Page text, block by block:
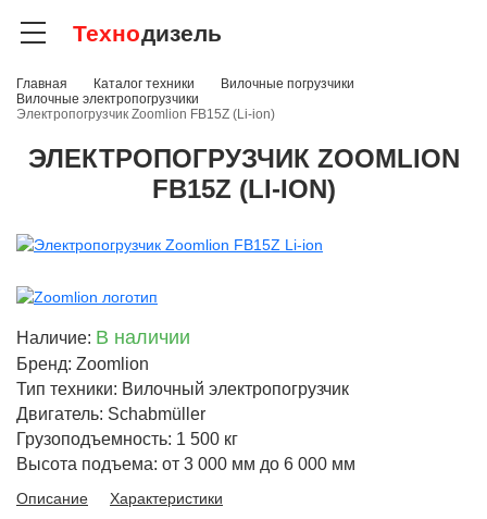
Технодизель
Главная Каталог техники
Вилочные погрузчики
Вилочные электропогрузчики
Электропогрузчик Zoomlion FB15Z (Li-ion)
ЭЛЕКТРОПОГРУЗЧИК ZOOMLION
FB15Z (LI-ION)
Наличие: В наличии
Бренд: Zoomlion
Тип техники: Вилочный электропогрузчик
Двигатель: Schabmüller
Грузоподъемность: 1 500 кг
Высота подъема: от 3 000 мм до 6 000 мм
Описание Характеристики